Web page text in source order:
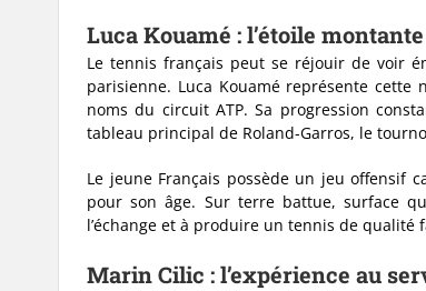
Luca Kouamé : l’étoile
Le tennis français peut se réjouir de voir
parisienne. Luca Kouamé représente cette
noms du circuit ATP. Sa progression
tableau principal de Roland-Garros, le
Le jeune Français possède un jeu offensif
pour son âge. Sur terre battue, surface
l’échange et à produire un tennis de qualité
Marin Cilic : l’expérience au